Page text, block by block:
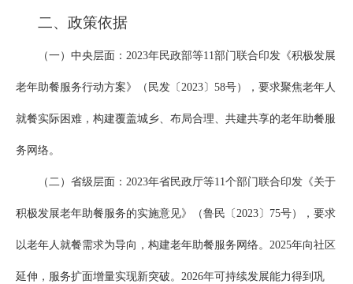
二、政策依据
（一）中央层面：2023年民政部等11部门联合印发《积极发展
老年助餐服务行动方案》（民发〔2023〕58号），要求聚焦老年人
就餐实际困难，构建覆盖城乡、布局合理、共建共享的老年助餐服
务网络。
（二）省级层面：2023年省民政厅等11个部门联合印发《关于
积极发展老年助餐服务的实施意见》（鲁民〔2023〕75号），要求
以老年人就餐需求为导向，构建老年助餐服务网络。2025年向社区
延伸，服务扩面增量实现新突破。2026年可持续发展能力得到巩